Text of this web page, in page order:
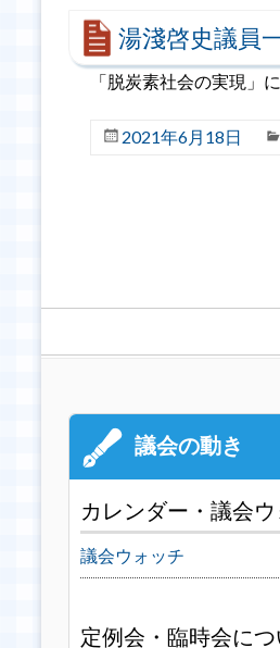
湯淺啓史議員
「脱炭素社会の実現」
2021年6月18日
カレンダー・議会
議会ウォッチ
定例会・臨時会につ